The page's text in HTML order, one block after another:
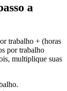
a
trabalho + (horas
por trabalho
multiplique suas